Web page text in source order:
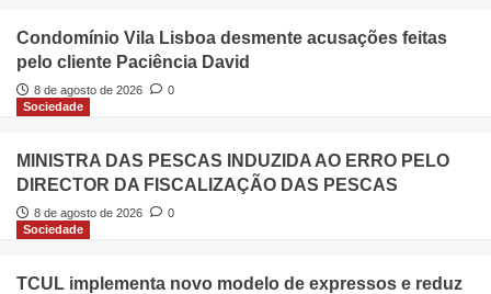
Condomínio Vila Lisboa desmente acusações feitas
pelo cliente Paciência David
8 de agosto de 2026
0
Sociedade
MINISTRA DAS PESCAS INDUZIDA AO ERRO PELO
DIRECTOR DA FISCALIZAÇÃO DAS PESCAS
8 de agosto de 2026
0
Sociedade
TCUL implementa novo modelo de expressos e reduz